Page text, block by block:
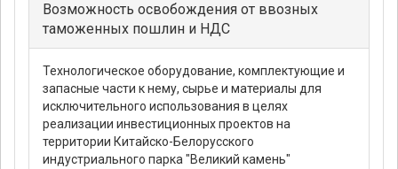
Возможность освобождения от ввозных
таможенных пошлин и НДС
Технологическое оборудование, комплектующие и
запасные части к нему, сырье и материалы для
исключительного использования в целях
реализации инвестиционных проектов на
территории Китайско-Белорусского
индустриального парка "Великий камень"